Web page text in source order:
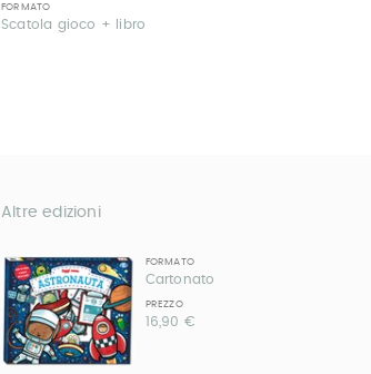
FORMATO
Scatola gioco + libro
Altre edizioni
FORMATO
Cartonato
PREZZO
16,90 €